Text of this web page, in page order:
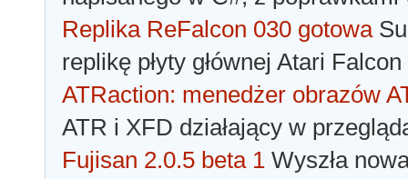
Replika ReFalcon 030 gotowa
replikę płyty głównej Atari
ATRaction: menedżer obrazów
ATR i XFD działający w
Fujisan 2.0.5 beta 1 Wyszła